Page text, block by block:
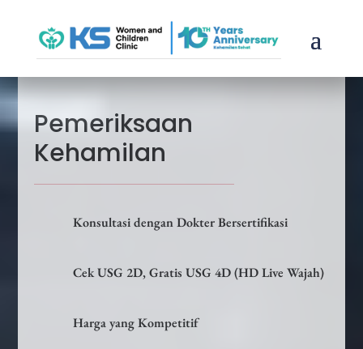
Pemeriksaan
Kehamilan
Konsultasi dengan Dokter Bersertifikasi
Cek USG 2D, Gratis USG 4D (HD Live Wajah)
Harga yang Kompetitif